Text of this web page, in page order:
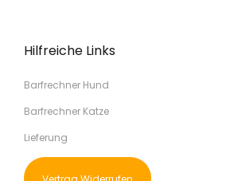
Hilfreiche Links
Barfrechner Hund
Barfrechner Katze
Lieferung